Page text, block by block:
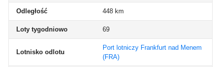
Odległość 448 km
Loty tygodniowo 69
Lotnisko odlotu
Port lotniczy Frankfurt nad Menem
(FRA)